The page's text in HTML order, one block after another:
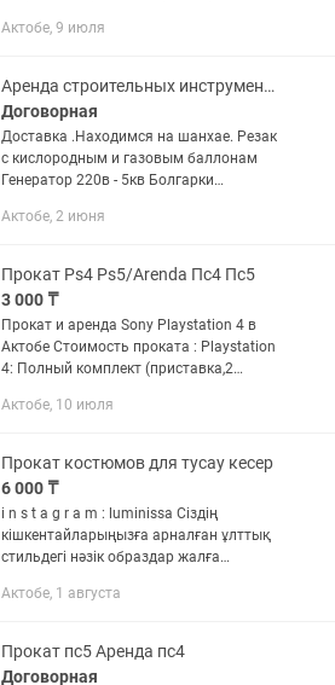
Актобе, 9 июля
Аренда строительных инструментов
Договорная
Доставка .Находимся на шанхае. Резак
с кислородным и газовым баллонам
Генератор 220в - 5кв Болгарки
Сварочный аппарат Стремянки и
носилки Утюг...
Актобе, 2 июня
Прокат Ps4 Ps5/Arenda Пс4 Пс5
3 000 ₸
Прокат и аренда Sony Playstation 4 в
Актобе Стоимость проката : Playstation
4: Полный комплект (приставка,2
Выходные - 3500 тг/ сутки Игры: FIFA
Актобе, 10 июля
Прокат костюмов для тусау кесер
6 000 ₸
i n s t a g r a m : luminissa Сіздің
кішкентайларыңызға арналған ұлттық
стильдегі нәзік образдар жалға
шалбар • тақия • лофер 🏷 6000₸ Қыз
Актобе, 1 августа
Прокат пс5 Аренда пс4
Договорная